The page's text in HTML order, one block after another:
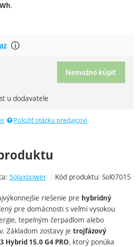
.
Nemožno kúpiť
u dodavatele
Položiť otázku predajcovi
Solaxpower Kód produktu: Sol07015
riešenie pre hybridný
pre domácnosti s veľmi vysokou
tepelným čerpadlom alebo
Základom zostavy jetrojfázový
Hybrid 15.0 G4 PRO, ktorý ponúka